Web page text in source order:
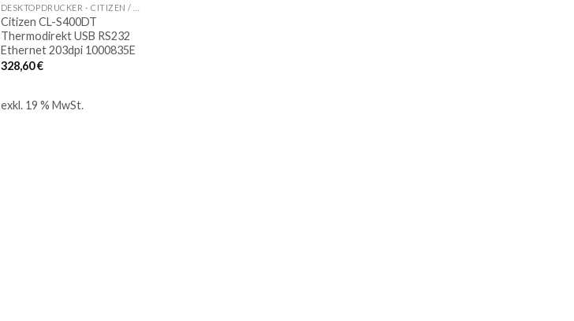
Citizen CL-S400DT
Thermodirekt USB RS232
Ethernet 203dpi 1000835E
328,60€
exkl. 19 % MwSt.